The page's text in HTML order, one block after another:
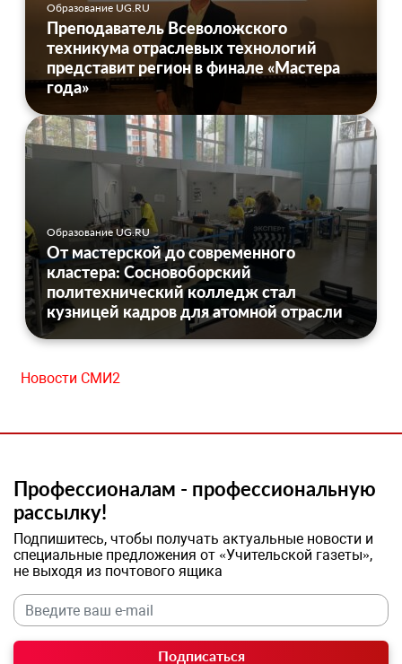
Образование UG.RU
Преподаватель Всеволожского
техникума отраслевых технологий
представит регион в финале «Мастера
года»
Образование UG.RU
От мастерской до современного
кластера: Сосновоборский
политехнический колледж стал
кузницей кадров для атомной отрасли
Новости СМИ2
Профессионалам - профессиональную
рассылку!
Подпишитесь, чтобы получать актуальные новости и
специальные предложения от «Учительской газеты»,
не выходя из почтового ящика
Подписаться